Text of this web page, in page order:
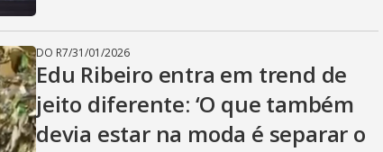
DO R7/31/01/2026
Edu Ribeiro entra em trend de
jeito diferente: ‘O que também
devia estar na moda é separar o